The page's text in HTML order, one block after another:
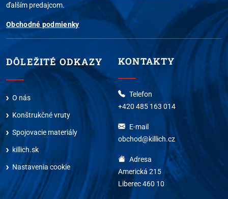
ďalším predajcom.
Obchodné podmienky
DÔLEŽITÉ ODKAZY
O nás
Konštrukčné vruty
Spojovacie materiály
killich.sk
Nastavenia cookie
KONTAKTY
Telefon
+420 485 163 014
E-mail
obchod@killich.cz
Adresa
Americká 215
Liberec 460 10